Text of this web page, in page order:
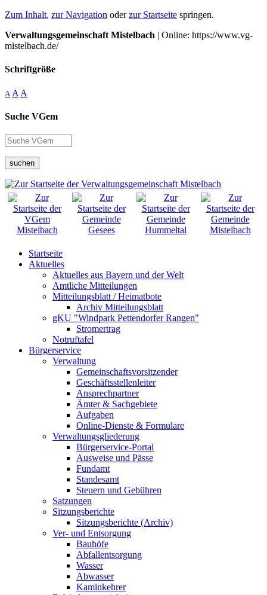
Zum Inhalt, zur Navigation oderzur Startseite springen.
Verwaltungsgemeinschaft Mistelbach | Online: https://www.vg-
mistelbach.de/
Schriftgröße
A A A
Suche VGem
suchen
Startseite
Aktuelles
Aktuelles aus Bayern und der Welt
Amtliche Mitteilungen
Mitteilungsblatt / Heimatbote
Archiv Mitteilungsblatt
gKU "Windpark Pettendorfer Rangen"
Stromertrag
Notruftafel
Bürgerservice
Verwaltung
Gemeinschaftsvorsitzender
Geschäftsstellenleiter
Ansprechpartner
Ämter & Sachgebiete
Aufgaben
Online-Dienste & Formulare
Verwaltungsgliederung
Bürgerservice-Portal
Ausweise und Pässe
Fundamt
Standesamt
Steuern und Gebühren
Satzungen
Sitzungsberichte
Sitzungsberichte (Archiv)
Ver- und Entsorgung
Bauhöfe
Abfallentsorgung
Wasser
Abwasser
Kaminkehrer